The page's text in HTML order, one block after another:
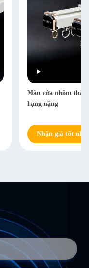
Màn cửa nhôm
hạng nặng
Nhận giá tốt nhất